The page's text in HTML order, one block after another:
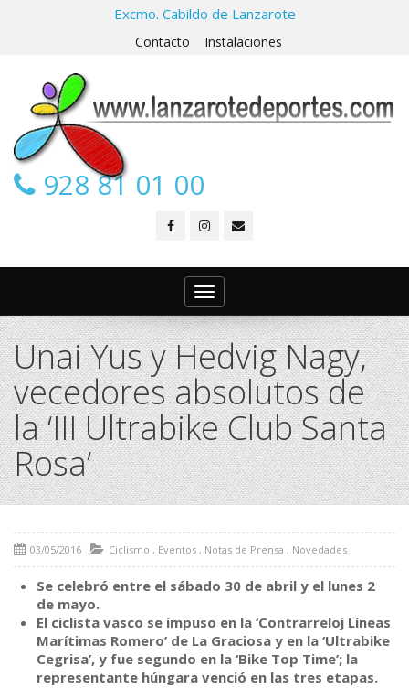
Excmo. Cabildo de Lanzarote
Contacto Instalaciones
928 81 01 00
Toggle
navigation
Unai Yus y Hedvig Nagy,
vecedores absolutos de
la ‘III Ultrabike Club Santa
Rosa’
03/05/2016 Ciclismo , Eventos , Notas de Prensa , Novedades
Se celebró entre el sábado 30 de abril y el lunes 2
de mayo.
El ciclista vasco se impuso en la ‘Contrarreloj Líneas
Marítimas Romero’ de La Graciosa y en la ‘Ultrabike
Cegrisa’, y fue segundo en la ‘Bike Top Time’; la
representante húngara venció en las tres etapas.